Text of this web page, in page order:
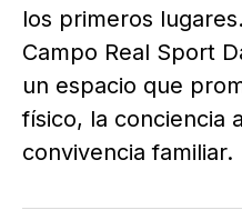
los primeros
Campo Real Sport
un espacio que
físico, la conciencia
convivencia familiar.